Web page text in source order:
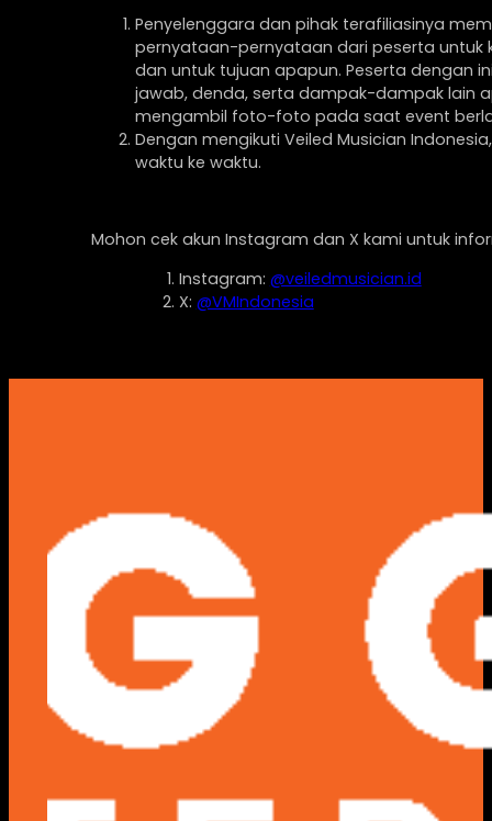
Penyelenggara dan pihak terafiliasinya
pernyataan-pernyataan dari peserta untuk
dan untuk tujuan apapun. Peserta dengan
jawab, denda, serta dampak-dampak lain
mengambil foto-foto pada saat event
Dengan mengikuti Veiled Musician
waktu ke waktu.
Mohon cek akun Instagram dan X kami untuk
Instagram: @veiledmusician.id
X: @VMIndonesia